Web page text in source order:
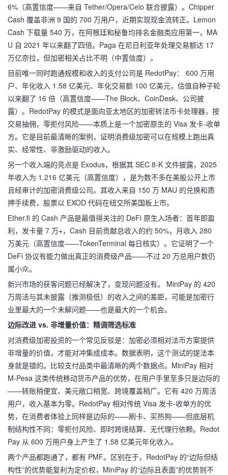
6%（高置信度——来自 Tether/Opera/Celo 联合披露）。Chipper
Cash 覆盖非洲 9 国的 700 万用户，近期实现现金流转正。Lemon
Cash 下载量 540 万，在阿根廷和秘鲁均排名金融类应用第一，MA
U 自 2021 年以来翻了四倍。Paga 在尼日利亚年处理交易额达 17
万亿奈拉，但加密相关占比不明（中置信度）。
目前唯一同时跑通规模和收入的支付公司是 RedotPay： 600 万用
户、年化收入 1.58 亿美元、年化交易额 100 亿美元，估值自种子轮
以来翻了 16 倍（高置信度——The Block、CoinDesk、公司披
露）。RedotPay 的模式是面向亚太地区的加密转法币卡处理器，按
交易抽佣，零拒付风险——本质上是一个加密原生的 Visa 发卡-收单
方。它是目前最清晰的案例，证明消费级加密可以在规模上跑出真
实、经常性、非激励驱动的收入。
另一个收入端的亮点是 Exodus，根据其 SEC 8-K 文件披露，2025
年收入为 1.216 亿美元（高置信度），是为数不多在美股公开上市
且经审计的加密消费级公司。其收入来自 150 万 MAU 的兑换和质
押手续费，股票以 EXOD 代码在纽交所美国板上市。
Ether.fi 的 Cash 产品是最值得关注的 DeFi 原生入场者：首年即盈
利，发卡量 7 万+，Cash 目前贡献总收入的约 50%，月收入 280
万美元（高置信度——TokenTerminal 每日核实）。它证明了一个
DeFi 协议有能力做出真正的消费级产品——不过 20 万总用户数仍
属小众。
新兴市场的获客问题已经解决了，变现问题没有。 MiniPay 的 420
万周活与其未披露（推测极低）的收入之间的差距，可能是加密行
业里最大的一个未解问题——也是最大的一个机会。
边际改进 vs. 非增量价值：精调筛选标准
对消费级加密投资的一个常见反驳是：加密必须相对法币方案提供
非增量的价值，才能对冲集成成本。数据表明，这个测试的提法本
身就是错的。比较支付品类中最清晰的两个数据点。MiniPay 相对
M-Pesa 这类传统移动货币产品的优势，在用户手里至多只是边际的
——转账稍便宜、美元敞口稍宽、跨境覆盖稍广。它有 420 万周活
用户，收入基本为零。RedotPay 相对传统 Visa 发卡-收单方的优
势，在消费者体验上同样是边际的——刷卡、买热狗——但底层机
制结构性不同：零拒付风险、即时跨境结算、无代理行依赖。Redot
Pay 从 600 万用户身上产生了 1.58 亿美元年化收入。
两个产品都跑通了，都有 PMF。区别在于，RedotPay 的“边际但结
构性”的优势能复利为定价权，MiniPay 的“边际且表面”的优势则不